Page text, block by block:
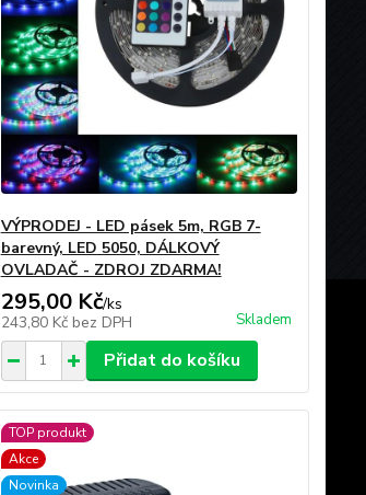
VÝPRODEJ - LED pásek 5m, RGB 7-
barevný, LED 5050, DÁLKOVÝ
OVLADAČ - ZDROJ ZDARMA!
295,00 Kč/ks
243,80 Kč bez DPH Skladem
Přidat do košíku
TOP produkt
Akce
Novinka